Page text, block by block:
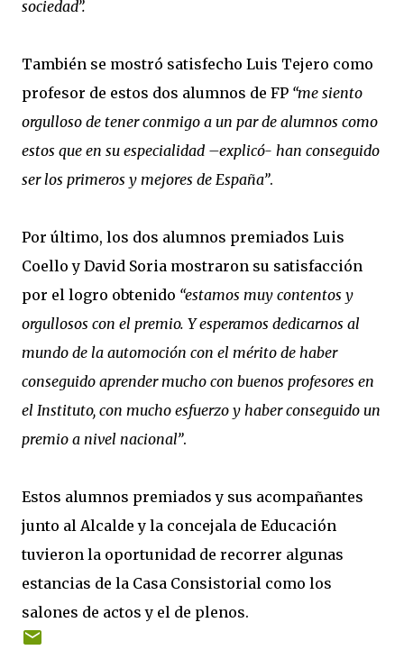
sociedad”.
También se mostró satisfecho Luis Tejero como
profesor de estos dos alumnos de FP “me siento
orgulloso de tener conmigo a un par de alumnos como
estos que en su especialidad –explicó- han conseguido
ser los primeros y mejores de España”.
Por último, los dos alumnos premiados Luis
Coello y David Soria mostraron su satisfacción
por el logro obtenido “estamos muy contentos y
orgullosos con el premio. Y esperamos dedicarnos al
mundo de la automoción con el mérito de haber
conseguido aprender mucho con buenos profesores en
el Instituto, con mucho esfuerzo y haber conseguido un
premio a nivel nacional”.
Estos alumnos premiados y sus acompañantes
junto al Alcalde y la concejala de Educación
tuvieron la oportunidad de recorrer algunas
estancias de la Casa Consistorial como los
salones de actos y el de plenos.